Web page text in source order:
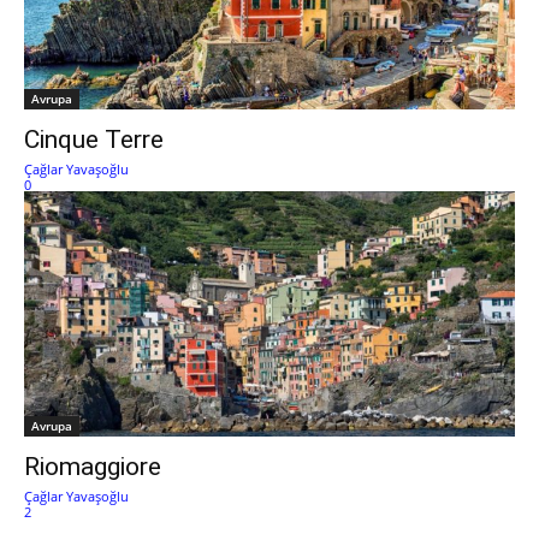
Avrupa
Cinque Terre
Çağlar Yavaşoğlu
0
Avrupa
Riomaggiore
Çağlar Yavaşoğlu
2